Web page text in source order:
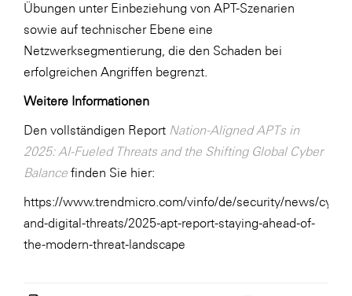
Übungen unter Einbeziehung von APT-Szenarien
sowie auf technischer Ebene eine
Netzwerksegmentierung, die den Schaden bei
erfolgreichen Angriffen begrenzt.
Weitere Informationen
Den vollständigen Report Nation-Aligned APTs in
2025: AI-Fueled Threats and the Shifting Global Cyber
Balance finden Sie hier:
https://www.trendmicro.com/vinfo/de/security/news/
and-digital-threats/2025-apt-report-staying-ahead-of-
the-modern-threat-landscape